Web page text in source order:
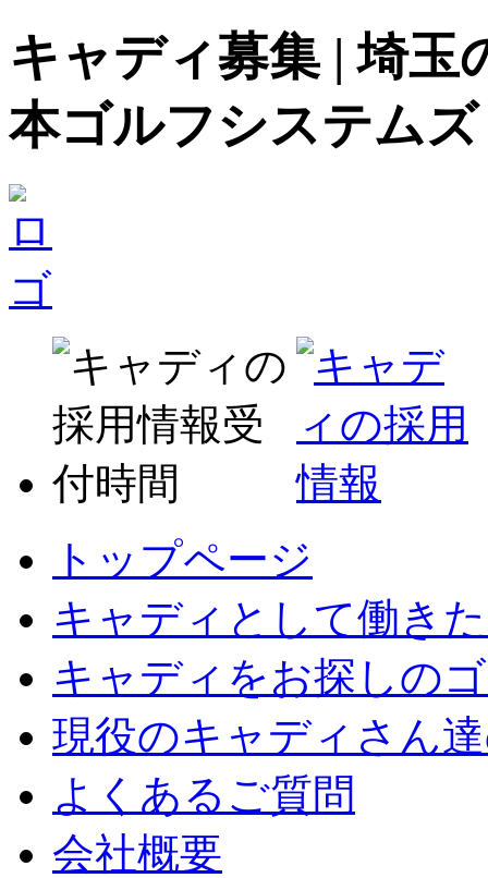
キャディ募集 | 埼玉
本ゴルフシステムズ
トップページ
キャディとして働き
キャディをお探しの
現役のキャディさん
よくあるご質問
会社概要